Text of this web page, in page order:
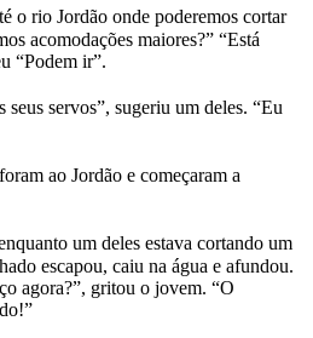
o rio Jordão onde poderemos cortar
acomodações maiores?” “Está
“Podem ir”.
seus servos”, sugeriu um deles. “Eu
ao Jordão e começaram a
um deles estava cortando um
escapou, caiu na água e afundou.
agora?”, gritou o jovem. “O